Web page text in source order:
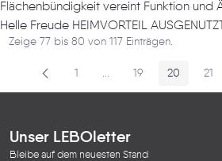
Flächenbündigkeit vereint Funktion und
Helle Freude HEIMVORTEIL AUSGENUTZT
Zeige 77 bis 80 von 117 Einträgen.
Seite
1 ...Zwischenseiten
Seite
19 Seite
20 21
Unser LEBOletter
Bleibe auf dem neuesten Stand